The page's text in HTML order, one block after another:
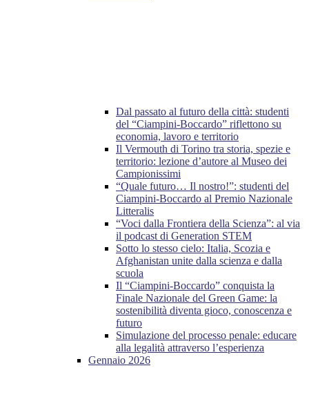
Dal passato al futuro della città: studenti
del “Ciampini-Boccardo” riflettono su
economia, lavoro e territorio
Il Vermouth di Torino tra storia, spezie e
territorio: lezione d’autore al Museo dei
Campionissimi
“Quale futuro… Il nostro!”: studenti del
Ciampini-Boccardo al Premio Nazionale
Litteralis
“Voci dalla Frontiera della Scienza”: al via
il podcast di Generation STEM
Sotto lo stesso cielo: Italia, Scozia e
Afghanistan unite dalla scienza e dalla
scuola
Il “Ciampini-Boccardo” conquista la
Finale Nazionale del Green Game: la
sostenibilità diventa gioco, conoscenza e
futuro
Simulazione del processo penale: educare
alla legalità attraverso l’esperienza
Gennaio 2026